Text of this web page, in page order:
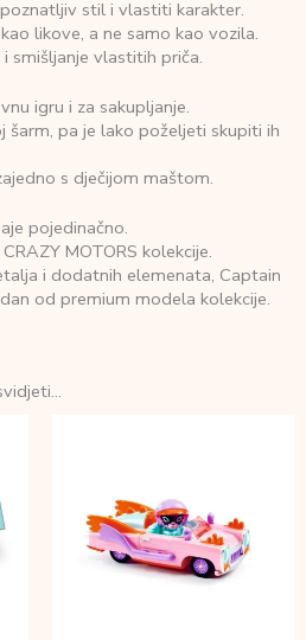
stil i vlastiti karakter.
likove, a ne samo kao vozila.
smišljanje vlastitih priča.
igru i za sakupljanje.
šarm, pa je lako poželjeti skupiti ih
s dječijom maštom.
pojedinačno.
MOTORS kolekcije.
i dodatnih elemenata, Captain
od premium modela kolekcije.